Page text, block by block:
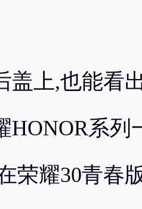
盖上,也能看
HONOR系
荣耀30青春